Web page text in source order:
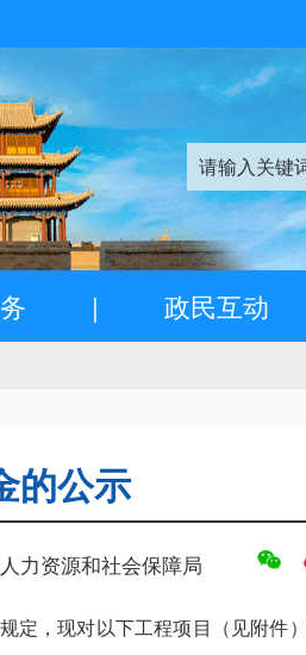
| 政民互动
的公示
力资源和社会保障局
定，现对以下工程项目（见附件